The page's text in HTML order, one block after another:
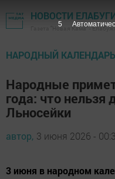
НОВОСТИ
Газета "Новая Кама" -
НАРОДНЫЙ КАЛЕНДАРЬ
Народные
года: что нельзя
Льносейки
автор, 3 июня 2026 -
3 июня в народном
4